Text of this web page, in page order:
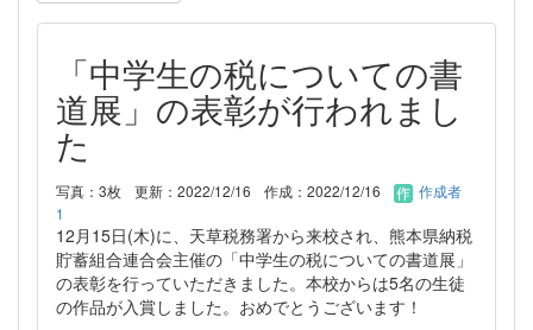
「中学生の税についての書
道展」の表彰が行われまし
た
写真：3枚 更新：2022/12/16 作成：2022/12/16
作成者
1
12月15日(木)に、天草税務署から来校され、熊本県納税
貯蓄組合連合会主催の「中学生の税についての書道展」
の表彰を行っていただきました。本校からは5名の生徒
の作品が入賞しました。おめでとうございます！